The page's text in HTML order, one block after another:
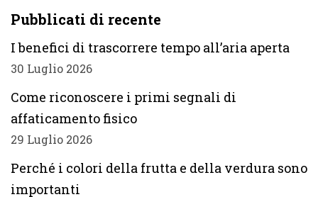
Pubblicati di recente
I benefici di trascorrere tempo all’aria aperta
30 Luglio 2026
Come riconoscere i primi segnali di
affaticamento fisico
29 Luglio 2026
Perché i colori della frutta e della verdura sono
importanti